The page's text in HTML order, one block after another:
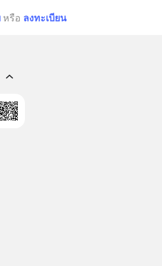
หรือ ลงทะเบียน